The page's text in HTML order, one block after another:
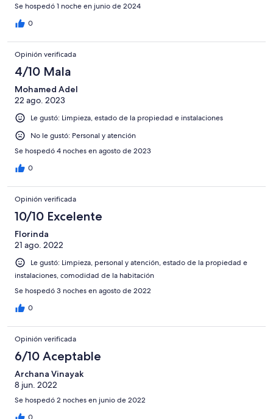
Se hospedó 1 noche en junio de 2024
0
Opinión verificada
4/10 Mala
Mohamed Adel
22 ago. 2023
Le gustó: Limpieza, estado de la propiedad e instalaciones
No le gustó: Personal y atención
Se hospedó 4 noches en agosto de 2023
0
Opinión verificada
10/10 Excelente
Florinda
21 ago. 2022
Le gustó: Limpieza, personal y atención, estado de la propiedad e
instalaciones, comodidad de la habitación
Se hospedó 3 noches en agosto de 2022
0
Opinión verificada
6/10 Aceptable
Archana Vinayak
8 jun. 2022
Se hospedó 2 noches en junio de 2022